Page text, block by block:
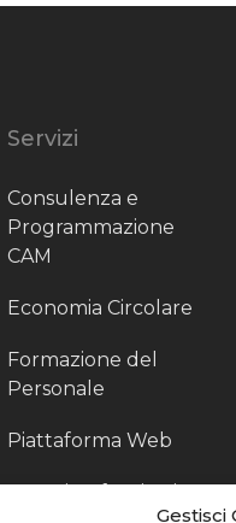
Gestisci
Servizi
Consulenza e
Programmazione
CAM
Economia Circolare
Formazione del
Personale
Piattaforma Web
Scouting fornitori